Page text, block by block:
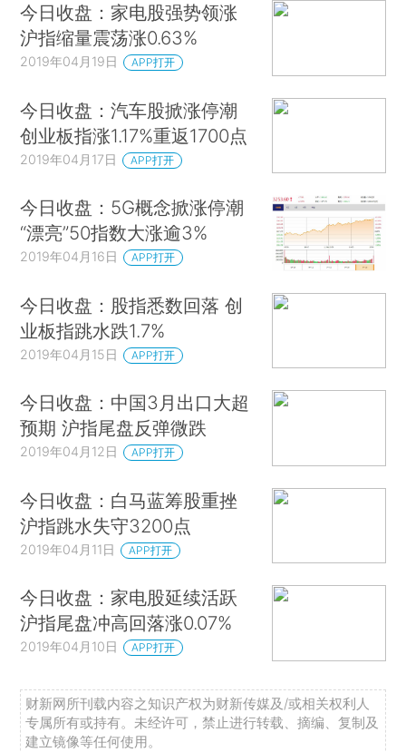
今日收盘：家电股强势领涨
沪指缩量震荡涨0.63%
2019年04月19日 APP打开
今日收盘：汽车股掀涨停潮
创业板指涨1.17%重返1700点
2019年04月17日 APP打开
今日收盘：5G概念掀涨停潮
“漂亮”50指数大涨逾3%
2019年04月16日 APP打开
今日收盘：股指悉数回落 创
业板指跳水跌1.7%
2019年04月15日 APP打开
今日收盘：中国3月出口大超
预期 沪指尾盘反弹微跌
2019年04月12日 APP打开
今日收盘：白马蓝筹股重挫
沪指跳水失守3200点
2019年04月11日 APP打开
今日收盘：家电股延续活跃
沪指尾盘冲高回落涨0.07%
2019年04月10日 APP打开
财新网所刊载内容之知识产权为财新传媒及/或相关权利人
专属所有或持有。未经许可，禁止进行转载、摘编、复制及
建立镜像等任何使用。